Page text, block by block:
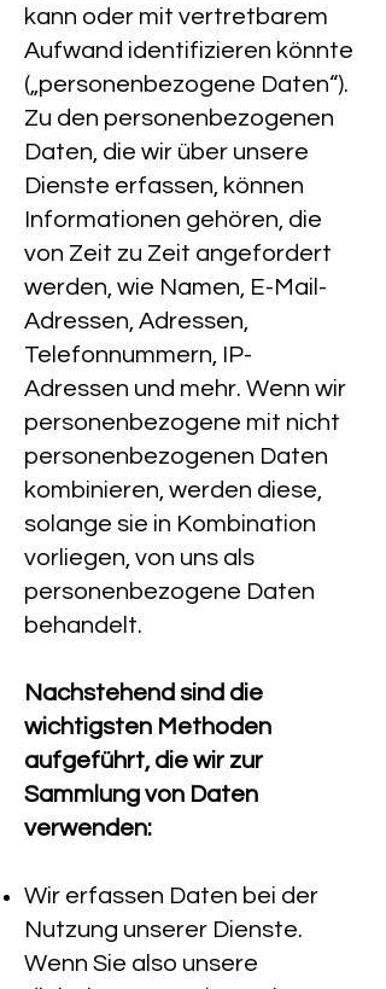
kann oder mit vertretbarem
Aufwand identifizieren könnte
(„personenbezogene Daten“).
Zu den personenbezogenen
Daten, die wir über unsere
Dienste erfassen, können
Informationen gehören, die
von Zeit zu Zeit angefordert
werden, wie Namen, E-Mail-
Adressen, Adressen,
Telefonnummern, IP-
Adressen und mehr. Wenn wir
personenbezogene mit nicht
personenbezogenen Daten
kombinieren, werden diese,
solange sie in Kombination
vorliegen, von uns als
personenbezogene Daten
behandelt.
Nachstehend sind die
wichtigsten Methoden
aufgeführt, die wir zur
Sammlung von Daten
verwenden:
Wir erfassen Daten bei der
Nutzung unserer Dienste.
Wenn Sie also unsere